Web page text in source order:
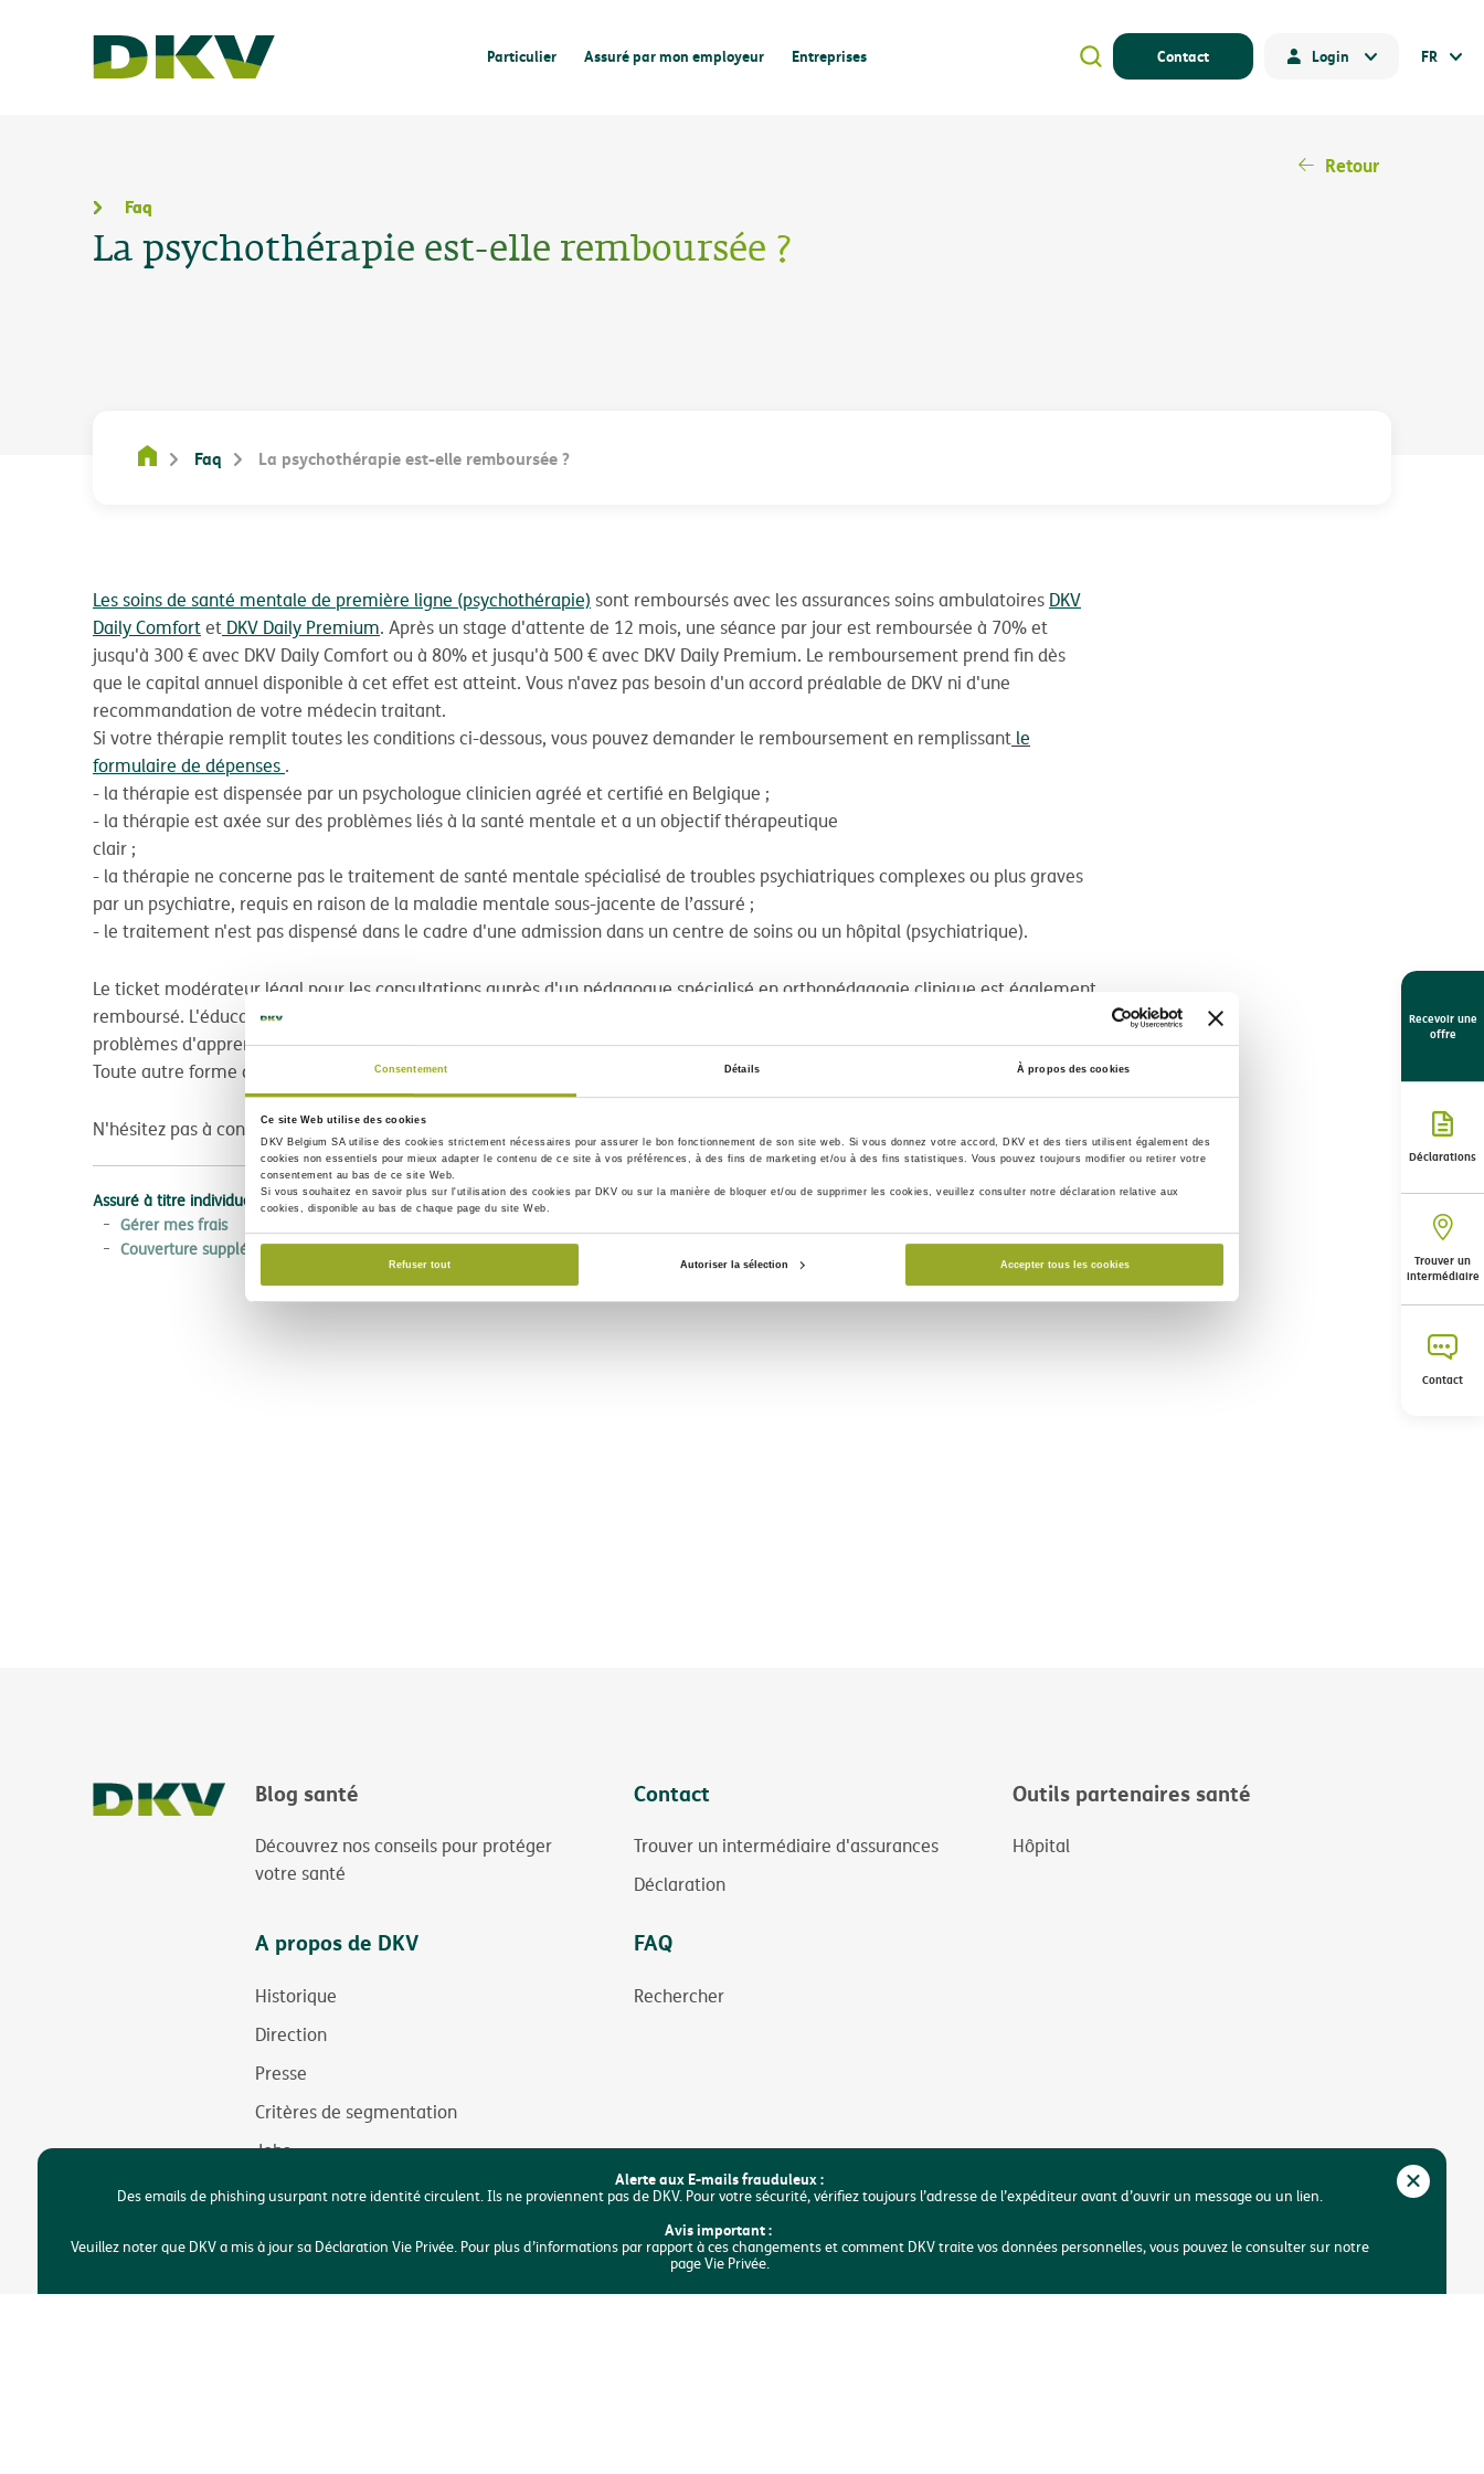
Consentement Détails À propos des cookies
Ce site Web utilise des cookies
DKV Belgium SA utilise des cookies strictement nécessaires pour assurer le bon fonctionnement de son site web. Si vous donnez votre accord, DKV et des tiers utilisent également des
cookies non essentiels pour mieux adapter le contenu de ce site à vos préférences, à des fins de marketing et/ou à des fins statistiques. Vous pouvez toujours modifier ou retirer votre
consentement au bas de ce site Web.
Si vous souhaitez en savoir plus sur l'utilisation des cookies par DKV ou sur la manière de bloquer et/ou de supprimer les cookies, veuillez consulter notre déclaration relative aux
cookies, disponible au bas de chaque page du site Web.
Refuser tout Autoriser la sélection Accepter tous les cookies
Particulier Assuré par mon employeur Entreprises Contact Login FR
Recevoir une
offre
Déclarations
Trouver un
intermédiaire
Contact
Faq
La psychothérapie est-elle remboursée ?
Retour
Faq La psychothérapie est-elle remboursée ?
Les soins de santé mentale de première ligne (psychothérapie) sont remboursés avec les assurances soins ambulatoires DKV
Daily Comfortet DKV Daily Premium. Après un stage d'attente de 12 mois, une séance par jour est remboursée à 70% et
jusqu'à 300 € avec DKV Daily Comfort ou à 80% et jusqu'à 500 € avec DKV Daily Premium. Le remboursement prend fin dès
que le capital annuel disponible à cet effet est atteint. Vous n'avez pas besoin d'un accord préalable de DKV ni d'une
recommandation de votre médecin traitant.
Si votre thérapie remplit toutes les conditions ci-dessous, vous pouvez demander le remboursement en remplissant le
formulaire de dépenses .
- la thérapie est dispensée par un psychologue clinicien agréé et certifié en Belgique ;
- la thérapie est axée sur des problèmes liés à la santé mentale et a un objectif thérapeutique
clair ;
- la thérapie ne concerne pas le traitement de santé mentale spécialisé de troubles psychiatriques complexes ou plus graves
par un psychiatre, requis en raison de la maladie mentale sous-jacente de l’assuré ;
- le traitement n'est pas dispensé dans le cadre d'une admission dans un centre de soins ou un hôpital (psychiatrique).
Le ticket modérateur légal pour les consultations auprès d'un pédagogue spécialisé en orthopédagogie clinique est également
remboursé. L'éducateur spécialisé apporte un soutien en cas de problèmes parentaux, de troubles du développement, de
problèmes d'apprentissage, de problèmes de comportement ou de problèmes émotionnels.
Toute autre forme de thérapie ou de coaching (p.ex. coaching de vie, orientation professionnelle) n'est pas remboursée.
N'hésitez pas à consulter les Conditions Générales d'Assurance pour plus d'information.
Assuré à titre individuel
Gérer mes frais
Couverture supplémentaire
Blog santé
Découvrez nos conseils pour protéger
votre santé
Contact
Trouver un intermédiaire d'assurances
Déclaration
Outils partenaires santé
Hôpital
A propos de DKV
Historique
Direction
Presse
Critères de segmentation
Jobs
Durabilité
FAQ
Rechercher
Alerte aux E-mails frauduleux :
Des emails de phishing usurpant notre identité circulent. Ils ne proviennent pas de DKV. Pour votre sécurité, vérifiez toujours l’adresse de l’expéditeur avant d’ouvrir un message ou un lien.
Avis important :
Veuillez noter que DKV a mis à jour sa Déclaration Vie Privée. Pour plus d’informations par rapport à ces changements et comment DKV traite vos données personnelles, vous pouvez le consulter sur notre
page Vie Privée.